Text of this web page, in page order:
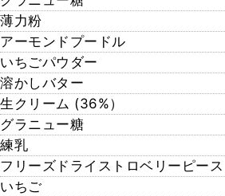
薄力粉
アーモンドプードル
いちごパウダー
溶かしバター
生クリーム (36%）
グラニュー糖
練乳
フリーズドライストロベリーピース
いちご